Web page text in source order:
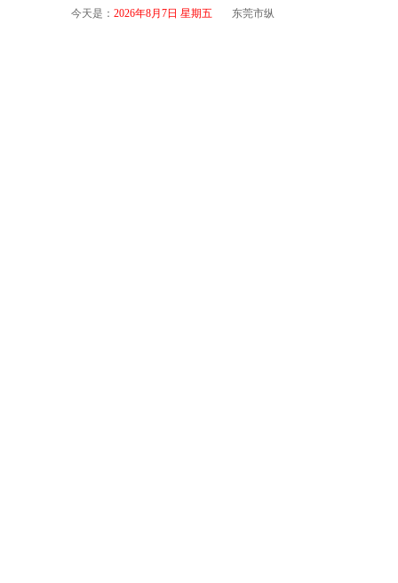
今天是： 2026年8月7日 星期五 东莞市纵